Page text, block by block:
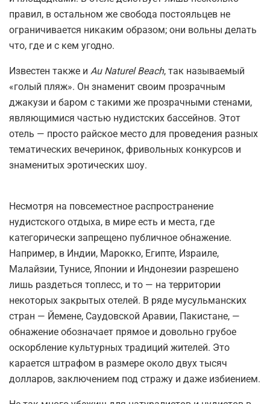
правил, в остальном же свобода постояльцев не
ограничивается никаким образом; они вольны делать
что, где и с кем угодно.
Известен также и Au Naturel Beach, так называемый
«голый пляж». Он знаменит своим прозрачным
джакузи и баром с такими же прозрачными стенами,
являющимися частью нудистских бассейнов. Этот
отель — просто райское место для проведения разных
тематических вечеринок, фривольных конкурсов и
знаменитых эротических шоу.
Несмотря на повсеместное распространение
нудистского отдыха, в мире есть и места, где
категорически запрещено публичное обнажение.
Например, в Индии, Марокко, Египте, Израиле,
Малайзии, Тунисе, Японии и Индонезии разрешено
лишь раздеться топлесс, и то — на территории
некоторых закрытых отелей. В ряде мусульманских
стран — Йемене, Саудовской Аравии, Пакистане, —
обнажение обозначает прямое и довольно грубое
оскорбление культурных традиций жителей. Это
карается штрафом в размере около двух тысяч
долларов, заключением под стражу и даже избиением.